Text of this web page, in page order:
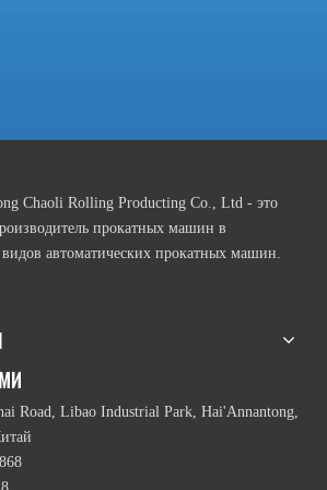
2 роликовая пластинка
пластина прокатки
2-ролл-катящий аппарат
Chaoli Rolling Producting Co., Ltd - это
прокатных машин в
видов автоматических прокатных машин.
Road, Libao Industrial Park, Hai'Annantong,